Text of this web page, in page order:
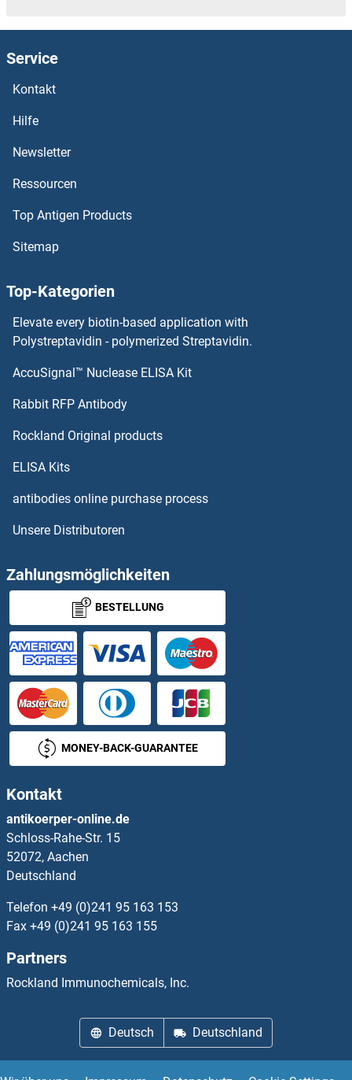
SUGT1 Antikörper
SUFUH Antikörper
SUCNR1 Antikörper
SUCLG2 Antikörper
SUCLG1 Antikörper
Substance P Antikörper
Substance P Antikörper
SULT2B1 Antikörper
SULT4A1 Antikörper
SULT6B1 Antikörper
SUMF1 Antikörper
SUMF2 Antikörper
SUMO2 Antikörper
SUMO4 Antikörper
SUN1 Antikörper
SUN2 Antikörper
SUN3 Antikörper
SUN5 Antikörper
SUOX Antikörper
Superoxide Dismutase 1, Soluble Antikörper
Supervillin Antikörper
Service
Kontakt
Hilfe
Newsletter
Ressourcen
Top Antigen Products
Sitemap
Top-Kategorien
Elevate every biotin-based application with
Polystreptavidin - polymerized Streptavidin.
AccuSignal™ Nuclease ELISA Kit
Rabbit RFP Antibody
Rockland Original products
ELISA Kits
antibodies online purchase process
Unsere Distributoren
Zahlungsmöglichkeiten
BESTELLUNG
MONEY-BACK-GUARANTEE
Kontakt
antikoerper-online.de
Schloss-Rahe-Str. 15
52072, Aachen
Deutschland
Telefon +49 (0)241 95 163 153
Fax +49 (0)241 95 163 155
Partners
Rockland Immunochemicals, Inc.
Deutsch Deutschland